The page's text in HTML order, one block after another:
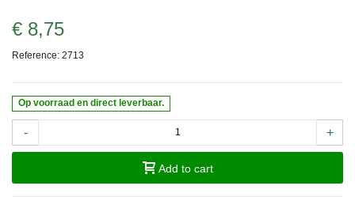
€ 8,75
Reference: 2713
Op voorraad en direct leverbaar.
- +
Add to cart